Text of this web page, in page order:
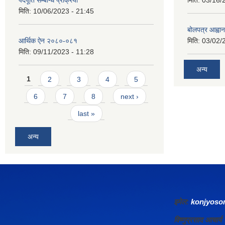
मिति: 10/06/2023 - 21:45
आर्थिक ऐन २०८०-०८१
मिति: 09/11/2023 - 11:28
Pages
1 2 3 4 5
6 7 8 next ›
last »
अन्य
बोलपत्र
मिति: 03/02/
अन्य
इमेल:
विष्णुप्रसाद